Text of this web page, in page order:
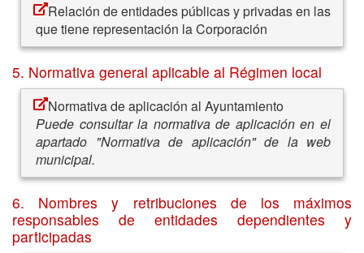
Relación de entidades públicas y privadas en las
que tiene representación la Corporación
5. Normativa general aplicable al Régimen local
Normativa de aplicación al Ayuntamiento
Puede consultar la normativa de aplicación en el
apartado "Normativa de aplicación" de la web
municipal.
6. Nombres y retribuciones de los máximos
responsables de entidades dependientes y
participadas